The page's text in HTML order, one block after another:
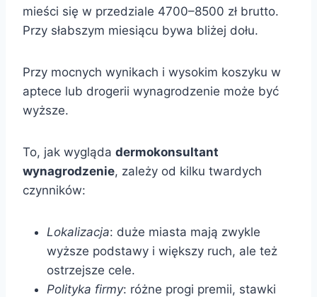
mieści się w przedziale 4700–8500 zł brutto.
Przy słabszym miesiącu bywa bliżej dołu.
Przy mocnych wynikach i wysokim koszyku w
aptece lub drogerii wynagrodzenie może być
wyższe.
To, jak wygląda dermokonsultant
wynagrodzenie, zależy od kilku twardych
czynników:
Lokalizacja: duże miasta mają zwykle
wyższe podstawy i większy ruch, ale też
ostrzejsze cele.
Polityka firmy: różne progi premii, stawki